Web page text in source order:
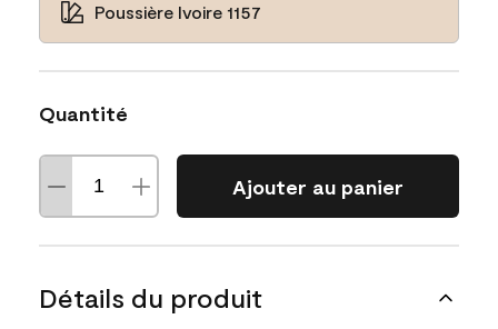
Poussière Ivoire 1157
Quantité
Ajouter au panier
Détails du produit